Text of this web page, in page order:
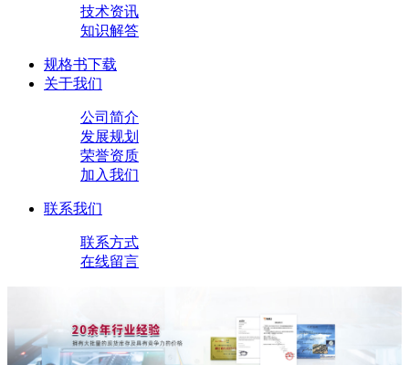
技术资讯
知识解答
规格书下载
关于我们
公司简介
发展规划
荣誉资质
加入我们
联系我们
联系方式
在线留言